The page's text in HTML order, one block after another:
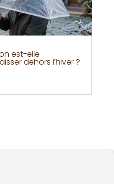
est-elle
dehors l’hiver ?